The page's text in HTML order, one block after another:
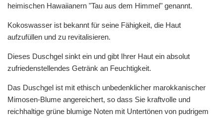
heimischen Hawaiianern "Tau aus dem Himmel" genannt.
Kokoswasser ist bekannt für seine Fähigkeit, die Haut
aufzufüllen und zu revitalisieren.
Dieses Duschgel sinkt ein und gibt Ihrer Haut ein absolut
zufriedenstellendes Getränk an Feuchtigkeit.
Das Duschgel ist mit ethisch unbedenklicher marokkanischer
Mimosen-Blume angereichert, so dass Sie kraftvolle und
reichhaltige grüne blumige Noten mit Untertönen von pudrigem